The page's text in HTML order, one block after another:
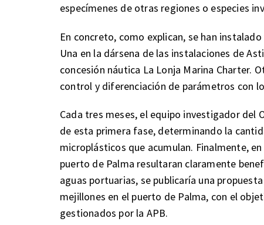
especímenes de otras regiones o especies
En concreto, como explican, se han
Una en la dársena de las instalaciones de
concesión náutica La Lonja Marina Charter.
control y diferenciación de parámetros con
Cada tres meses, el equipo investigador del
de esta primera fase, determinando la
microplásticos que acumulan. Finalmente,
puerto de Palma resultaran claramente
aguas portuarias, se publicaría una
mejillones en el puerto de Palma, con el
gestionados por la APB.